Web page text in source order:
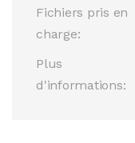
Fichiers pris en
charge:
Plus
d'informations: